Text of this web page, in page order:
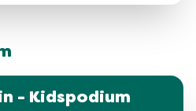
- Kidspodium